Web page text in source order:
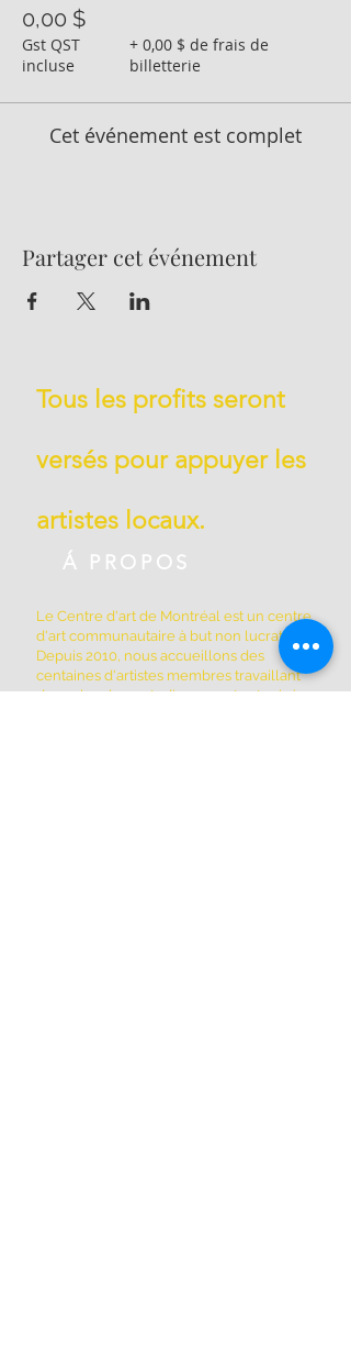
0,00 $
Gst QST
incluse
+ 0,00 $ de frais de
billetterie
Cet événement est complet
Partager cet événement
Tous les profits seront
versés pour appuyer les
artistes locaux.
Á PROPOS
Le Centre d'art de Montréal est un centre
d'art communautaire à but non lucratif.
Depuis 2010, nous accueillons des
centaines d'artistes membres travaillant
dans plus de 50 studios ouverts et privés,